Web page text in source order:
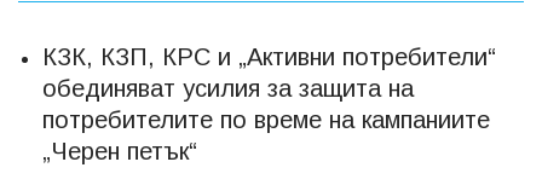
КЗК, КЗП, КРС и „Активни потребители“
обединяват усилия за защита на
потребителите по време на кампаниите
„Черен петък“